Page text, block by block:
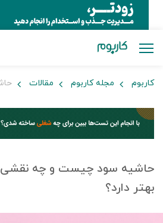
کاربوم مجله کاربوم مقالات
حاشیه سود چیست و چه نقشی
بهتر دارد؟